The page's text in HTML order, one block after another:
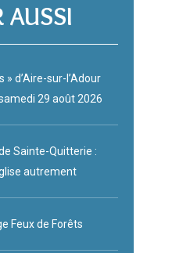
AUSSI
» d’Aire-sur-l’Adour
29 août 2026
Sainte-Quitterie :
autrement
Feux de Forêts